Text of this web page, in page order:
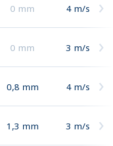
0 mm 4 m/s
0 mm 3 m/s
0,8 mm 4 m/s
1,3 mm 3 m/s